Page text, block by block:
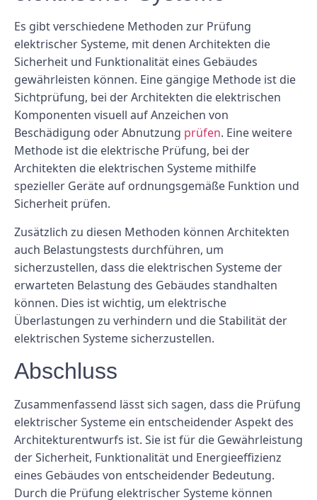
Es gibt verschiedene Methoden zur Prüfung
elektrischer Systeme, mit denen Architekten die
Sicherheit und Funktionalität eines Gebäudes
gewährleisten können. Eine gängige Methode ist die
Sichtprüfung, bei der Architekten die elektrischen
Komponenten visuell auf Anzeichen von
Beschädigung oder Abnutzung prüfen. Eine weitere
Methode ist die elektrische Prüfung, bei der
Architekten die elektrischen Systeme mithilfe
spezieller Geräte auf ordnungsgemäße Funktion und
Sicherheit prüfen.
Zusätzlich zu diesen Methoden können Architekten
auch Belastungstests durchführen, um
sicherzustellen, dass die elektrischen Systeme der
erwarteten Belastung des Gebäudes standhalten
können. Dies ist wichtig, um elektrische
Überlastungen zu verhindern und die Stabilität der
elektrischen Systeme sicherzustellen.
Abschluss
Zusammenfassend lässt sich sagen, dass die Prüfung
elektrischer Systeme ein entscheidender Aspekt des
Architekturentwurfs ist. Sie ist für die Gewährleistung
der Sicherheit, Funktionalität und Energieeffizienz
eines Gebäudes von entscheidender Bedeutung.
Durch die Prüfung elektrischer Systeme können